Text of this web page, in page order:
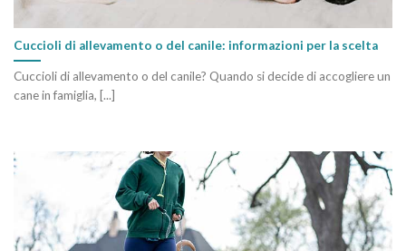
Cuccioli di allevamento o del canile: informazioni per la scelta
Cuccioli di allevamento o del canile? Quando si decide di accogliere un
cane in famiglia, [...]